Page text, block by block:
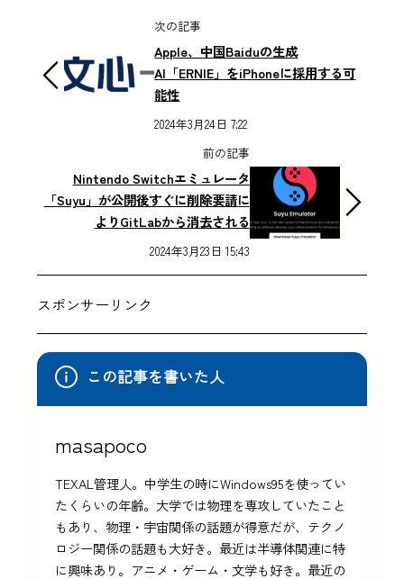
次の記事
Apple、中国Baiduの生成
AI「ERNIE」をiPhoneに採用する可
能性
2024年3月24日 7:22
前の記事
Nintendo Switchエミュレータ
「Suyu」が公開後すぐに削除要請に
よりGitLabから消去される
2024年3月23日 15:43
スポンサーリンク
この記事を書いた人
masapoco
TEXAL管理人。中学生の時にWindows95を使ってい
たくらいの年齢。大学では物理を専攻していたこと
もあり、物理・宇宙関係の話題が得意だが、テクノ
ロジー関係の話題も大好き。最近は半導体関連に特
に興味あり。アニメ・ゲーム・文学も好き。最近の